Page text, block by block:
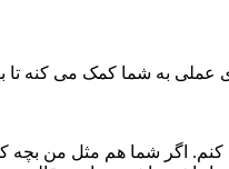
عملی به شما کمک می کنه تا
اگر شما هم مثل من بچه